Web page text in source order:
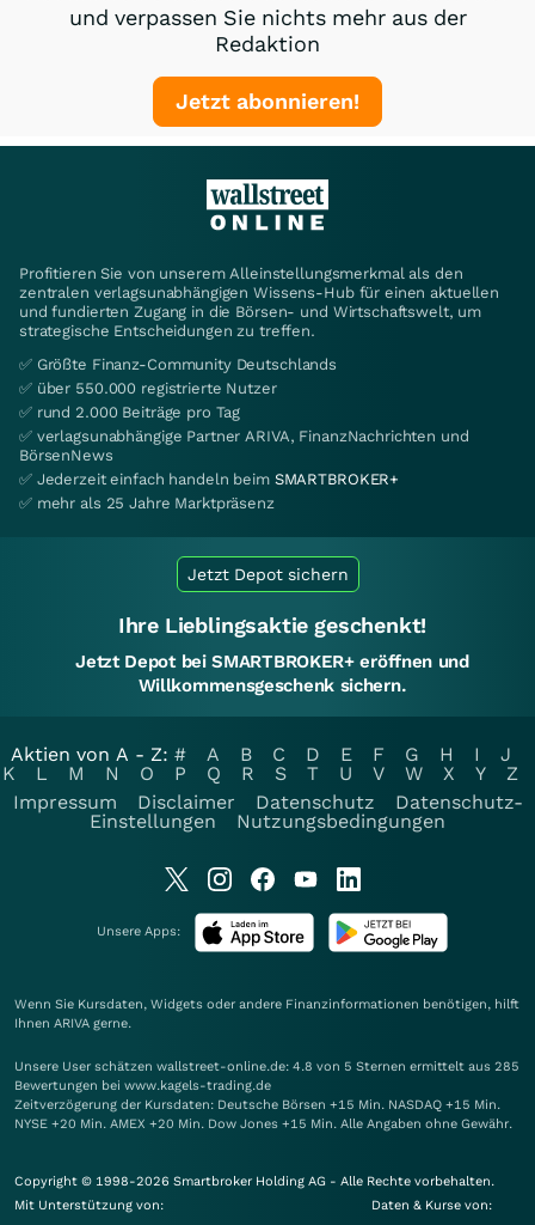
und verpassen Sie nichts mehr aus der
Redaktion
Jetzt abonnieren!
Profitieren Sie von unserem Alleinstellungsmerkmal als den
zentralen verlagsunabhängigen Wissens-Hub für einen aktuellen
und fundierten Zugang in die Börsen- und Wirtschaftswelt, um
strategische Entscheidungen zu treffen.
✅ Größte Finanz-Community Deutschlands
✅ über 550.000 registrierte Nutzer
✅ rund 2.000 Beiträge pro Tag
✅ verlagsunabhängige Partner ARIVA, FinanzNachrichten und
BörsenNews
✅ Jederzeit einfach handeln beim SMARTBROKER+
✅ mehr als 25 Jahre Marktpräsenz
Jetzt Depot sichern
Ihre Lieblingsaktie geschenkt!
Jetzt Depot bei SMARTBROKER+ eröffnen und
Willkommensgeschenk sichern.
Aktien von A - Z: # A B C D E F G H I
J
K
L M N O P Q R S T U V W X Y
Z
Impressum
Disclaimer Datenschutz
Datenschutz-
Einstellungen
Nutzungsbedingungen
Unsere Apps:
Wenn Sie Kursdaten, Widgets oder andere Finanzinformationen benötigen, hilft
Ihnen ARIVA gerne.
Unsere User schätzen wallstreet-online.de: 4.8 von 5 Sternen ermittelt aus 285
Bewertungen bei www.kagels-trading.de
Zeitverzögerung der Kursdaten: Deutsche Börsen +15 Min. NASDAQ +15 Min.
NYSE +20 Min. AMEX +20 Min. Dow Jones +15 Min. Alle Angaben ohne Gewähr.
Copyright © 1998-2026 Smartbroker Holding AG - Alle Rechte vorbehalten.
Mit Unterstützung von:
Daten & Kurse von: